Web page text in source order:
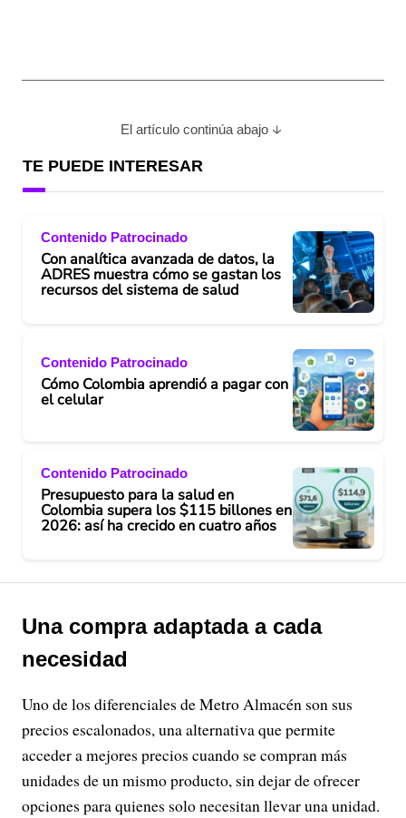
El artículo continúa abajo
TE PUEDE INTERESAR
Contenido Patrocinado
Con analítica avanzada de datos, la
ADRES muestra cómo se gastan los
recursos del sistema de salud
Contenido Patrocinado
Cómo Colombia aprendió a pagar con
el celular
Contenido Patrocinado
Presupuesto para la salud en
Colombia supera los $115 billones en
2026: así ha crecido en cuatro años
Una compra adaptada a cada
necesidad
Uno de los diferenciales de Metro Almacén son sus
precios escalonados, una alternativa que permite
acceder a mejores precios cuando se compran más
unidades de un mismo producto, sin dejar de ofrecer
opciones para quienes solo necesitan llevar una unidad.